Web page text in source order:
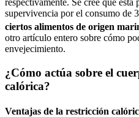
supervivencia por el consumo de
ciertos alimentos de origen
otro artículo entero sobre cómo
envejecimiento.
¿Cómo actúa sobre el
calórica?
Ventajas de la restricción